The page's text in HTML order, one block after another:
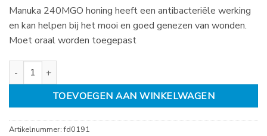
Manuka 240MGO honing heeft een antibacteriële werking
en kan helpen bij het mooi en goed genezen van wonden.
Moet oraal worden toegepast
Manuka 240MGO honing 250gr aantal
TOEVOEGEN AAN WINKELWAGEN
Artikelnummer:fd0191